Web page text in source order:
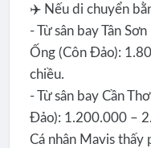
✈️ Nếu di chuyển
- Từ sân bay Tân
Ống (Côn Đảo):
chiều.
- Từ sân bay Cần
Đảo): 1.200.000 –
Cá nhân Mavis